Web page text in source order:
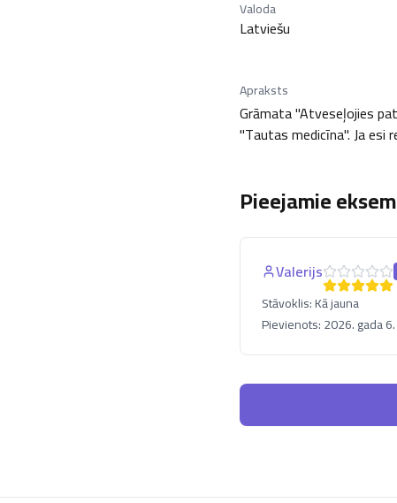
Valoda
Latviešu
Apraksts
Grāmata "Atveseļojies
"Tautas medicīna". Ja esi
Pieejamie
Valerijs
Stāvoklis:Kā jauna
Pievienots:2026. gada